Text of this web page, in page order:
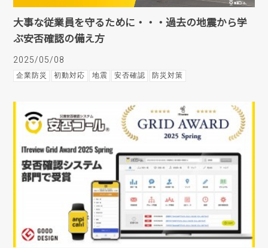
大事な従業員を守るために・・・過去の地震から学
ぶ安否確認の備え方
2025/05/08
企業防災 初動対応 地震 安否確認 防災対策